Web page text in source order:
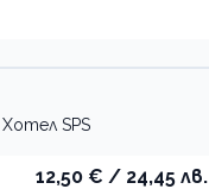
SPS
12,50 € / 24,45 лв.